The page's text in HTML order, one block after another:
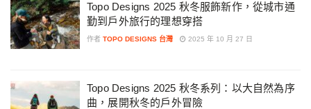
Topo Designs 2025 秋冬服飾新作，從城市通
勤到戶外旅行的理想穿搭
作者 TOPO DESIGNS 台灣 2025 年 10 月 27 日
Topo Designs 2025 秋冬系列：以大自然為序
曲，展開秋冬的戶外冒險